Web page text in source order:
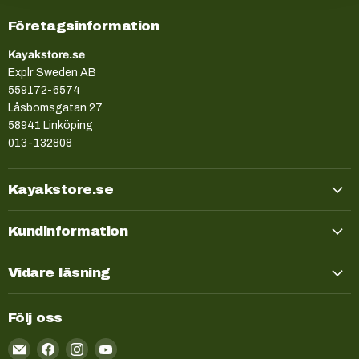
Företagsinformation
Kayakstore.se
Explr Sweden AB
559172-6574
Låsbomsgatan 27
58941 Linköping
013-132808
Kayakstore.se
Kundinformation
Vidare läsning
Följ oss
Email